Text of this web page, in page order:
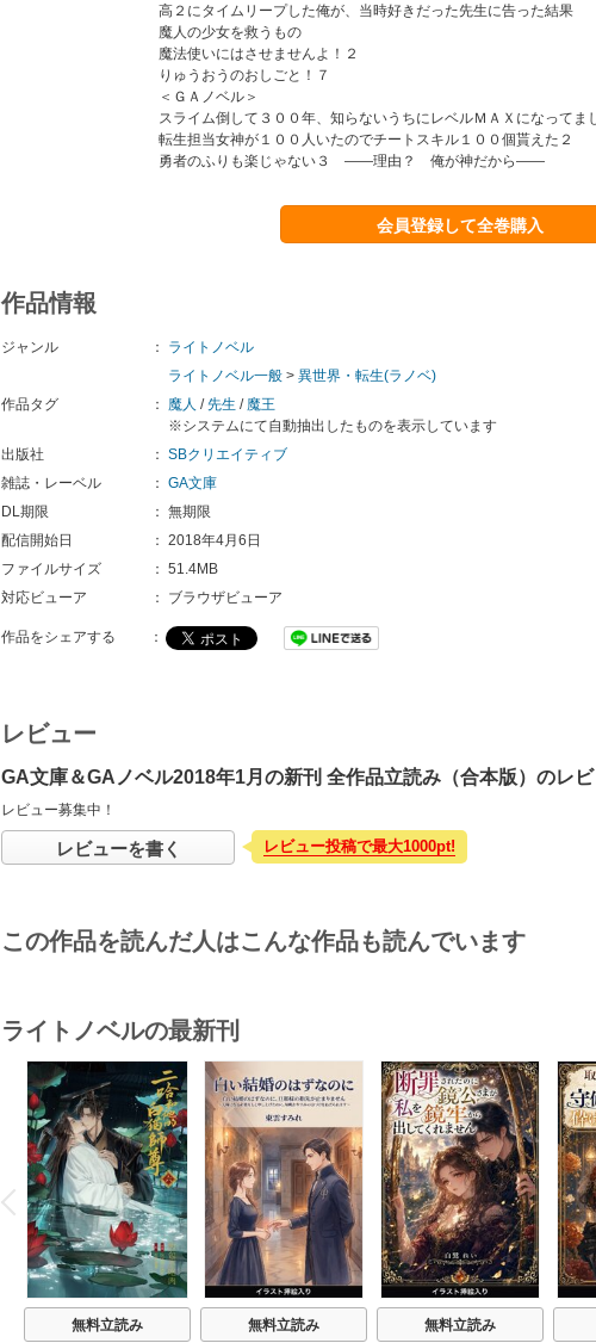
高２にタイムリープした俺が、当時好きだった先生に告った結果
魔人の少女を救うもの
魔法使いにはさせませんよ！２
りゅうおうのおしごと！７
＜ＧＡノベル＞
スライム倒して３００年、知らないうちにレベルＭＡＸになってま
転生担当女神が１００人いたのでチートスキル１００個貰えた２
勇者のふりも楽じゃない３ ――理由？ 俺が神だから――
会員登録して全巻購入
作品情報
ジャンル ：
ライトノベル
ライトノベル一般 > 異世界・転生(ラノベ)
作品タグ
： 魔人 /先生 / 魔王
※システムにて自動抽出したものを表示しています
出版社
： SBクリエイティブ
雑誌・レーベル
： GA文庫
DL期限
： 無期限
配信開始日
： 2018年4月6日
ファイルサイズ
： 51.4MB
対応ビューア
： ブラウザビューア
作品をシェアする ：
レビュー
GA文庫＆GAノベル2018年1月の新刊 全作品立読み（合本版）のレ
レビュー募集中！
レビューを書く レビュー投稿で最大1000pt!
この作品を読んだ人はこんな作品も読んでいます
ライトノベルの最新刊
P
r
e
v
i
o
u
s
無料立読み
無料立読み
無料立読み